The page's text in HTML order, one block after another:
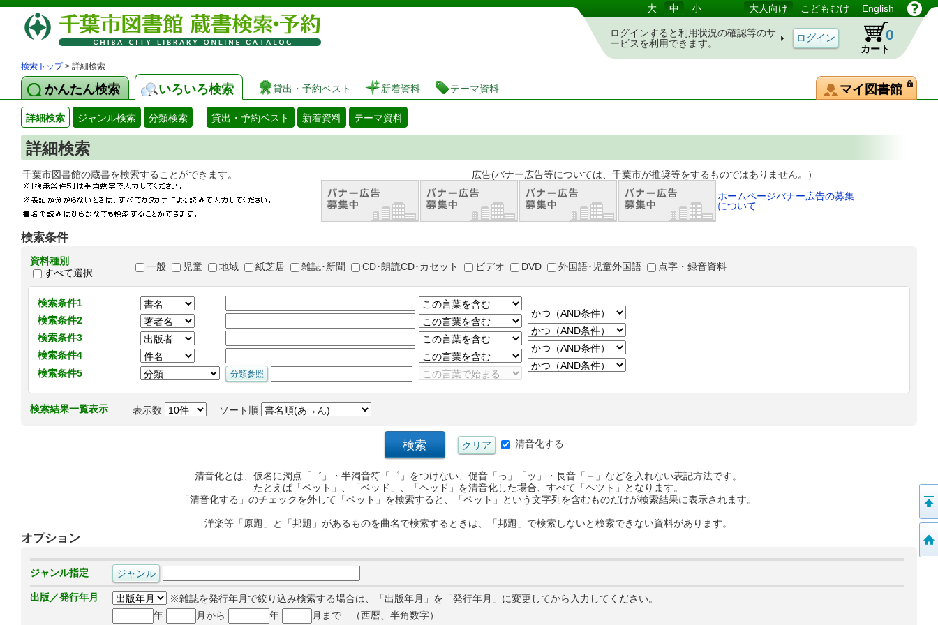
図書館 蔵書検索・予約システム 大 中 小 大人向け こどもむけ English
ログインすると利用状況の確認等のサ
ービスを利用できます。
カート
0
検索トップ> 詳細検索
かんたん検索 いろいろ検索 貸出・予約ベスト 新着資料 テーマ資料 マイ図書館
詳細検索 ジャンル検索 分類検索 貸出・予約ベスト 新着資料 テーマ資料
詳細検索
千葉市図書館の蔵書を検索することができます。 広告(バナー広告等については、千葉市が推奨等をするものではありません。）
ホームページバナー広告の募集
について
検索条件
資料種別
すべて選択
一般 児童 地域 紙芝居 雑誌･新聞 CD･朗読CD･カセット ビデオ DVD 外国語･児童外国語 点字・録音資料
検索条件1
検索条件2
検索条件3
検索条件4
検索条件5
検索結果一覧表示 表示数 ソート順
清音化する
清音化とは、仮名に濁点「゛」・半濁音符「゜」をつけない、促音「っ」「ッ」・長音「－」などを入れない表記方法です。
たとえば「ペット」、「ベッド」、「ヘッド」を清音化した場合、すべて「ヘツト」となります。
「清音化する」のチェックを外して「ペット」を検索すると、「ペット」という文字列を含むものだけが検索結果に表示されます。
洋楽等「原題」と「邦題」があるものを曲名で検索するときは、「邦題」で検索しないと検索できない資料があります。
オプション
ジャンル指定
出版／発行年月
※雑誌を発行年月で絞り込み検索する場合は、「出版年月」を「発行年月」に変更してから入力してください。
年
月から 年 月まで （西暦、半角数字）